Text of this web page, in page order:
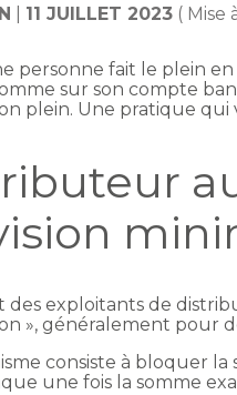
11 JUILLET 2023 ( Mise
personne fait le plein
sur son compte
plein. Une pratique qui
des exploitants de
», généralement pour
consiste à bloquer
une fois la somme